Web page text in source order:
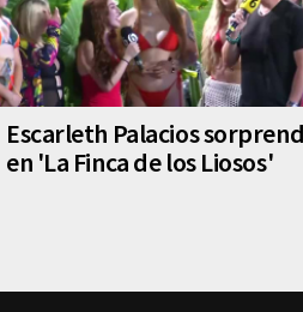
Escarleth Palacios
en 'La Finca de los Liosos'